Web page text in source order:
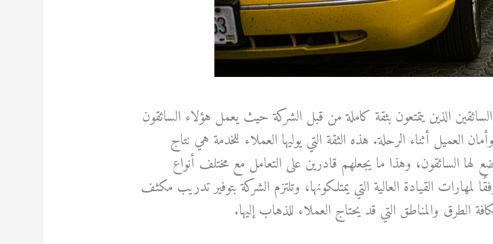
الذين يتمتعون بثقة كاملة من قبل الشركة حيث يعمل هؤلاء السائقون
العميل أثناء الرحلة. هذه الثقة التي يوليها العملاء للخدمة هي نتاج
لها السائقون، وهذا ما يجعلهم قادرين على التعامل مع مختلف أنواع
لمهارات القيادة العالية التي يمتلكونها، وتلتزم الشركة بتوفير تدريب مكثف
الطرق والمناطق التي قد يحتاج العملاء للذهاب إليها.